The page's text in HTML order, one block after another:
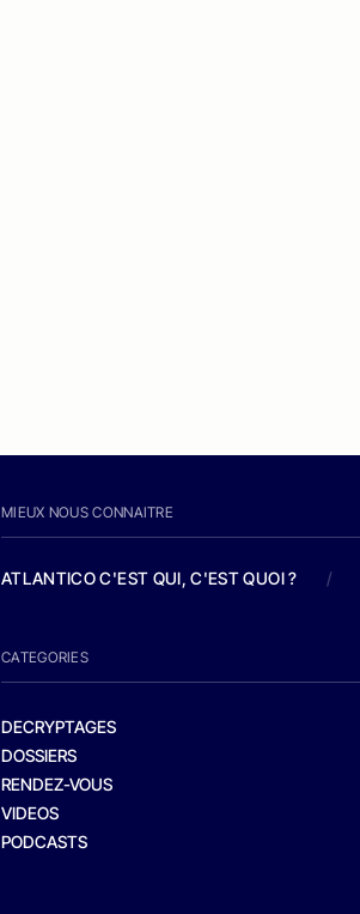
MIEUX NOUS CONNAITRE
ATLANTICO C'EST QUI, C'EST QUOI ? /
CATEGORIES
DECRYPTAGES
DOSSIERS
RENDEZ-VOUS
VIDEOS
PODCASTS